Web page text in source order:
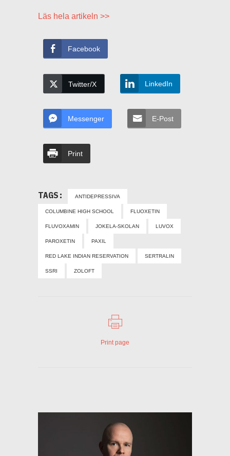
Läs hela artikeln >>
Facebook
Twitter/X LinkedIn
Messenger E-Post
Print
TAGS: ANTIDEPRESSIVA
COLUMBINE HIGH SCHOOL FLUOXETIN
FLUVOXAMIN JOKELA-SKOLAN LUVOX
PAROXETIN PAXIL
RED LAKE INDIAN RESERVATION SERTRALIN
SSRI ZOLOFT
Print page